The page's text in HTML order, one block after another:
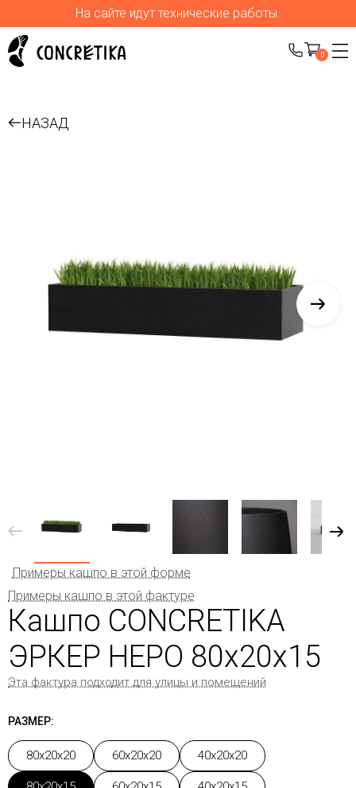
На сайте идут технические работы.
0
НАЗАД
Примеры кашпо в этой форме
Примеры кашпо в этой фактуре
Кашпо CONCRETIKA
ЭРКЕР НЕРО 80x20x15
Эта фактура подходит для улицы и помещений
РАЗМЕР:
80x20x20 60x20x20 40x20x20